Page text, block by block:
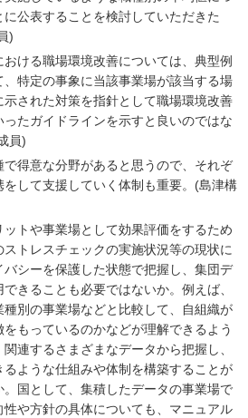
に公表することを検討していただきた
)
ける職場環境改善については、典型例
、特定の事象に当該事業場が該当する場
示された対策を指針として職場環境改善
ったガイドラインを示すと良いのではな
員)
で得意な分野があると思うので、それぞ
をして支援していく体制も重要。(島津構
ットや事業場として効果評価をするため
ストレスチェックの実施状況等の現状に
バシーを保護した状態で把握し、集団デ
きることも必要ではないか。例えば、
種別の事業場などと比較して、自組織が
をもっているのかなどが理解できるよう
連するさまざまなデータから把握し、
るような仕組みや体制を構築することが
。国として、集積したデータの事業場で
性や方針の具体についても、マニュアル